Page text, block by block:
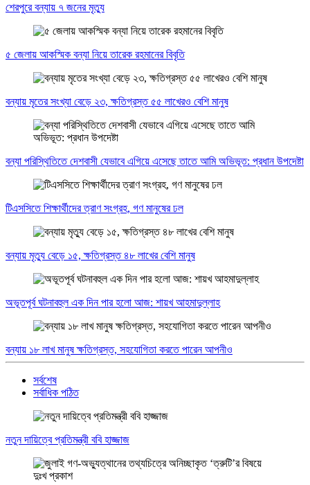
শেরপুরে বন্যায় ৭ জনের মৃত্যু
৫ জেলায় আকস্মিক বন্যা নিয়ে তারেক রহমানের বিবৃতি
বন্যায় মৃতের সংখ্যা বেড়ে ২৩, ক্ষতিগ্রস্ত ৫৫ লাখেরও বেশি মানুষ
বন্যা পরিস্থিতিতে দেশবাসী যেভাবে এগিয়ে এসেছে তাতে আমি অভিভূত: প্রধান উপদেষ্টা
টিএসসিতে শিক্ষার্থীদের ত্রাণ সংগ্রহ, গণ মানুষের ঢল
বন্যায় মৃত্যু বেড়ে ১৫, ক্ষতিগ্রস্ত ৪৮ লাখের বেশি মানুষ
অভূতপূর্ব ঘটনাবহুল এক দিন পার হলো আজ: শায়খ আহমাদুল্লাহ
বন্যায় ১৮ লাখ মানুষ ক্ষতিগ্রস্ত, সহযোগিতা করতে পারেন আপনীও
সর্বশেষ
সর্বাধিক পঠিত
নতুন দায়িত্বে প্রতিমন্ত্রী ববি হাজ্জাজ